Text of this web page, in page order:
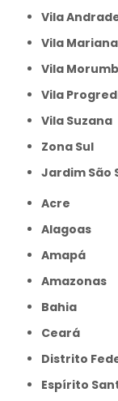
Vila
Vila Mariana
Vila
Vila
Vila Suzana
Zona Sul
jardim São
Acre
Alagoas
Amapá
Amazonas
Bahia
Ceará
Distrito
Espírito